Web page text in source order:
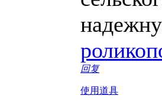
回复
使用道具